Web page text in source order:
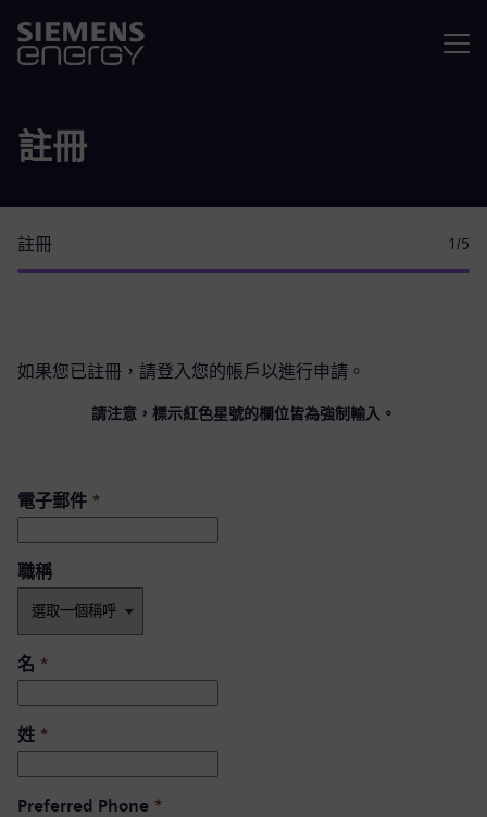
註冊
註冊 1 /5
如果您已註冊，請登入您的帳戶以進行申請。
請注意，標示紅色星號的欄位皆為強制輸入。
電子郵件 *
職稱
名 *
姓 *
Preferred Phone *